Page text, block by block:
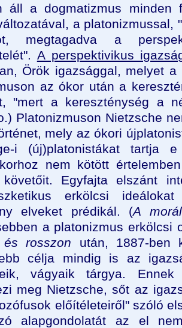
áll a dogmatizmus minden
a platonizmussal,
megtagadva a
A perspektivikus
Örök igazsággal, melyet
az ókor után a
"mert a kereszténység a
Platonizmuson Nietzsche
mely az ókori
i (új)platonistákat tartja
nem kötött
követőit. Egyfajta elszánt
erkölcsi
elveket prédikál. (A
a platonizmus erkölcsi
rosszon után, 1887-ben
célja mindig is az
vágyaik tárgya.
meg Nietzsche, sőt az
előítéleteiről" szóló
alapgondolatát az el